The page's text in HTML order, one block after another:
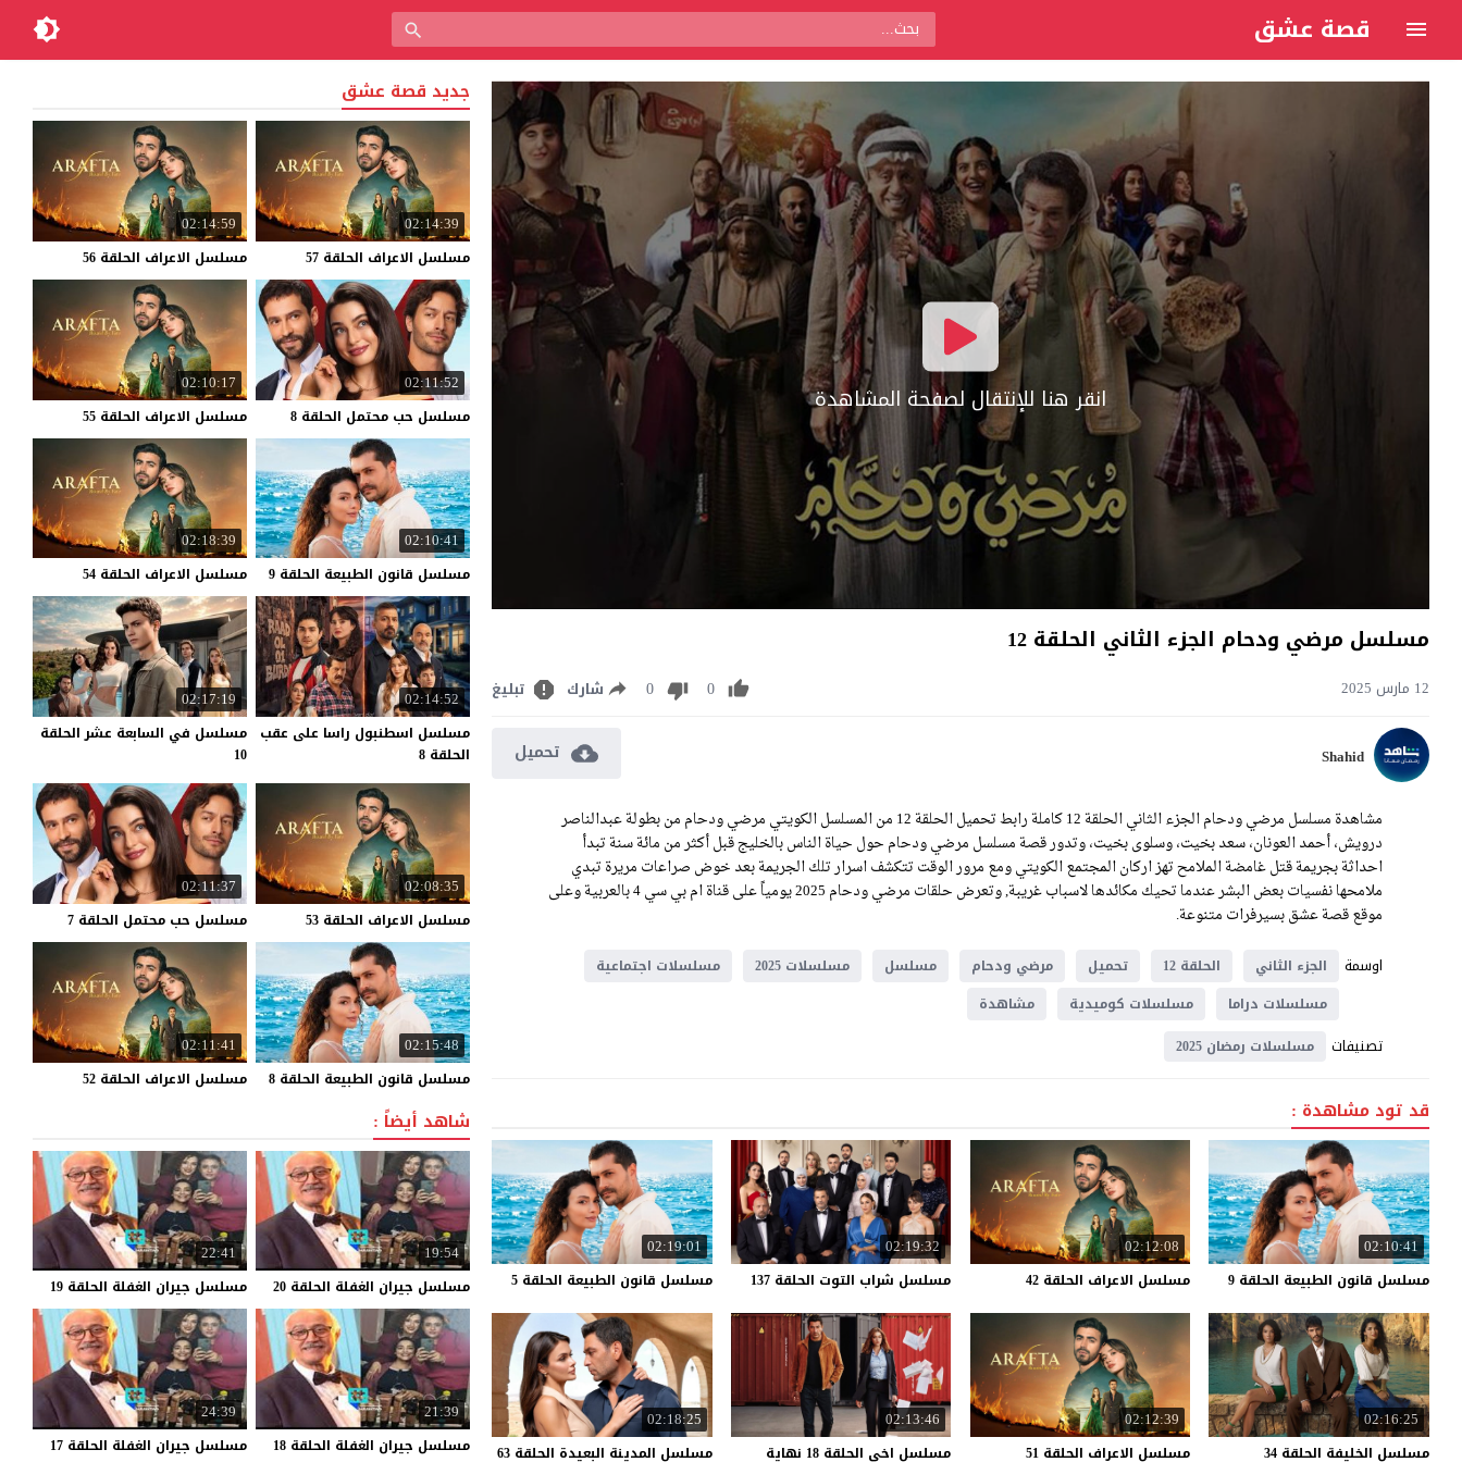
قصة عشق
انقر هنا للإنتقال لصفحة المشاهدة
مسلسل مرضي ودحام الجزء الثاني الحلقة 12
12 مارس 2025 0
0 شارك تبليغ
Shahid تحميل
مشاهدة مسلسل مرضي ودحام الجزء الثاني الحلقة 12 كاملة رابط تحميل الحلقة 12 من المسلسل الكويتي مرضي ودحام من بطولة عبدالناصر
درويش، أحمد العونان، سعد بخيت، وسلوى بخيت، وتدور قصة مسلسل مرضي ودحام حول حياة الناس بالخليج قبل أكثر من مائة سنة تبدأ
احداثة بجريمة قتل غامضة الملامح تهز اركان المجتمع الكويتي ومع مرور الوقت تتكشف اسرار تلك الجريمة بعد خوض صراعات مريرة تبدي
ملامحها نفسيات بعض البشر عندما تحيك مكائدها لاسباب غريبة, وتعرض حلقات مرضي ودحام 2025 يومياً على قناة ام بي سي 4 بالعربية وعلى
موقع قصة عشق بسيرفرات متنوعة.
اوسمة
الجزء الثاني الحلقة 12 تحميل مرضي ودحام مسلسل مسلسلات 2025
مسلسلات اجتماعية
مسلسلات دراما
مسلسلات كوميدية مشاهدة
تصنيفات مسلسلات رمضان 2025
قد تود مشاهدة :
02:10:41
مسلسل قانون الطبيعة الحلقة 9
02:12:08
مسلسل الاعراف الحلقة 42
02:19:32
مسلسل شراب التوت الحلقة 137
02:19:01
مسلسل قانون الطبيعة الحلقة 5
02:16:25
مسلسل الخليفة الحلقة 34
02:12:39
مسلسل الاعراف الحلقة 51
02:13:46
مسلسل اخي الحلقة 18 نهاية
02:18:25
مسلسل المدينة البعيدة الحلقة 63
جديد قصة عشق
02:14:39
مسلسل الاعراف الحلقة 57
02:14:59
مسلسل الاعراف الحلقة 56
02:11:52
مسلسل حب محتمل الحلقة 8
02:10:17
مسلسل الاعراف الحلقة 55
02:10:41
مسلسل قانون الطبيعة الحلقة 9
02:18:39
مسلسل الاعراف الحلقة 54
02:14:52
مسلسل اسطنبول راسا على عقب
الحلقة 8
02:17:19
مسلسل في السابعة عشر الحلقة
10
02:08:35
مسلسل الاعراف الحلقة 53
02:11:37
مسلسل حب محتمل الحلقة 7
02:15:48
مسلسل قانون الطبيعة الحلقة 8
02:11:41
مسلسل الاعراف الحلقة 52
شاهد أيضاً :
19:54
مسلسل جيران الغفلة الحلقة 20
22:41
مسلسل جيران الغفلة الحلقة 19
21:39
مسلسل جيران الغفلة الحلقة 18
24:39
مسلسل جيران الغفلة الحلقة 17